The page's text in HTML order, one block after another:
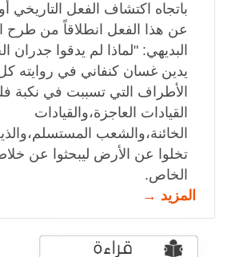
باتجاه اكتشاف الفعل التاريخي
عن هذا الفعل انطلاقاً من طرح
البديهي: "لماذا لم يدقوا جدران
يدين غسان كنفاني في روايته
الأطراف التي تسببت في نكبة
القيادات العاجزة،والقيادات
الخائنة،والشعب
تخلوا عن الأرض ليبحثوا عن
الخاص.
المزيد →